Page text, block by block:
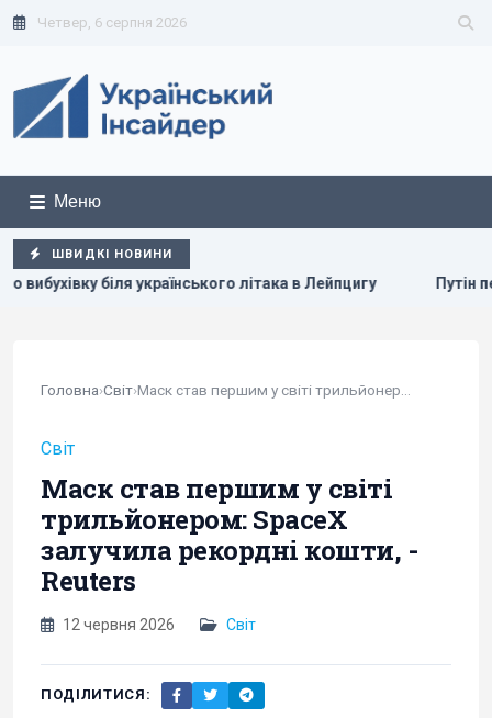
Четвер, 6 серпня 2026
Меню
ШВИДКІ НОВИНИ
літака в Лейпцигу Путін перегруповує бойові дії в
Головна›Світ›
Світ
Маск став першим у світі
трильйонером: SpaceX
залучила рекордні кошти, -
Reuters
12 червня 2026 Світ
ПОДІЛИТИСЯ: